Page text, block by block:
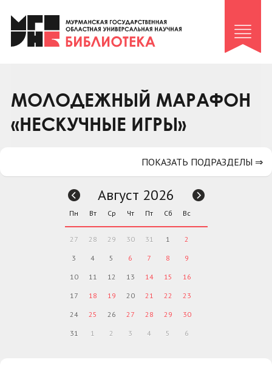
Клуб «Гиря и сельдерей»
Клуб «Семейный архив»
Коллегам
Контакты
МОЛОДЕЖНЫЙ МАРАФОН
«НЕСКУЧНЫЕ ИГРЫ»
ПОКАЗАТЬ ПОДРАЗДЕЛЫ ⇒
Август 2026
Пн Вт Ср Чт Пт Сб Вс
27 28 29 30 31 1 2
3 4 5 6 7 8 9
10 11 12 13 14 15 16
17 18 19 20 21 22 23
24 25 26 27 28 29 30
31 1 2 3 4 5 6